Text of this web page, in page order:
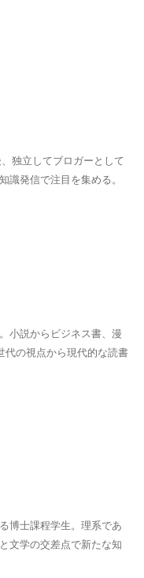
独立してブロガーとして
識発信で注目を集める。
小説からビジネス書、漫
代の視点から現代的な読書
博士課程学生。理系であ
文学の交差点で新たな知